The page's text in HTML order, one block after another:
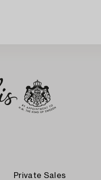
Private Sales